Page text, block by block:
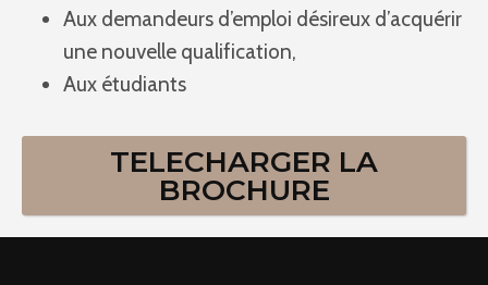
Aux demandeurs d’emploi désireux d’acquérir
une nouvelle qualification,
Aux étudiants
TELECHARGER LA
BROCHURE